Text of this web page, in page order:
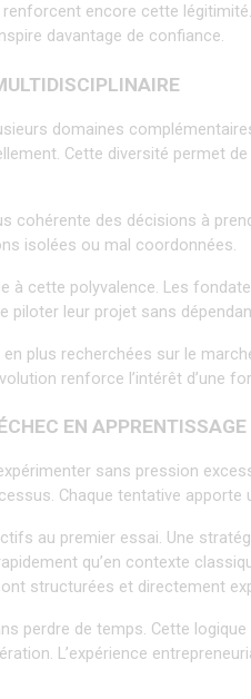
encore cette
davantage de confiance.
domaines
Cette diversité permet
cohérente des décisions à
isolées ou mal coordonnées.
à cette polyvalence. Les
piloter leur projet sans
plus recherchées sur le
renforce l’intérêt d’une
EN APPRENTISSAGE
sans pression
Chaque tentative apporte
au premier essai. Une
qu’en contexte
structurées et directement
perdre de temps. Cette
L’expérience